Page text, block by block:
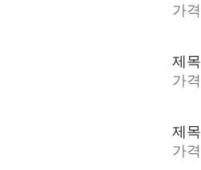
가격
제목
가격
제목
가격